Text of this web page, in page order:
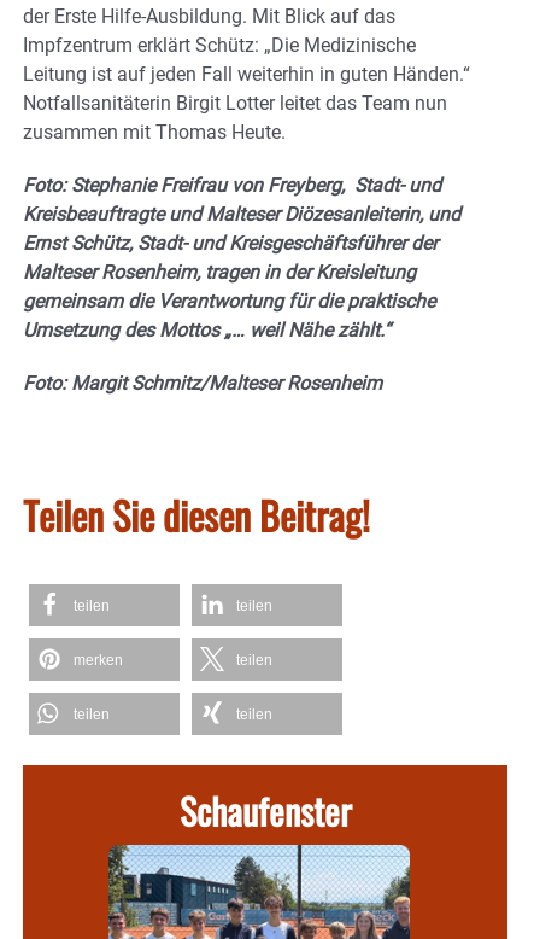
der Erste Hilfe-Ausbildung. Mit Blick auf das
Impfzentrum erklärt Schütz: „Die Medizinische
Leitung ist auf jeden Fall weiterhin in guten Händen.“
Notfallsanitäterin Birgit Lotter leitet das Team nun
zusammen mit Thomas Heute.
Foto: Stephanie Freifrau von Freyberg, Stadt- und
Kreisbeauftragte und Malteser Diözesanleiterin, und
Ernst Schütz, Stadt- und Kreisgeschäftsführer der
Malteser Rosenheim, tragen in der Kreisleitung
gemeinsam die Verantwortung für die praktische
Umsetzung des Mottos „… weil Nähe zählt.“
Foto: Margit Schmitz/Malteser Rosenheim
Teilen Sie diesen Beitrag!
teilen teilen
merken teilen
teilen teilen
Schaufenster